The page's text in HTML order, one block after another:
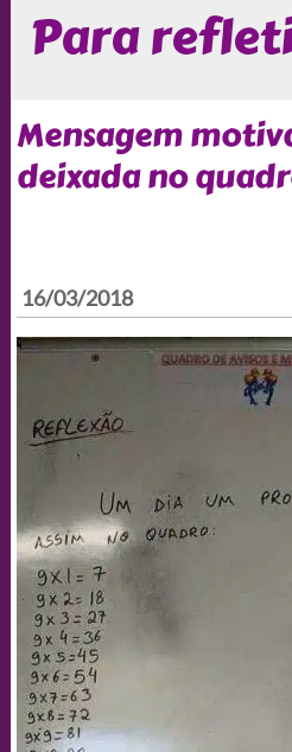
Para
Mensagem
deixada no
16/03/2018